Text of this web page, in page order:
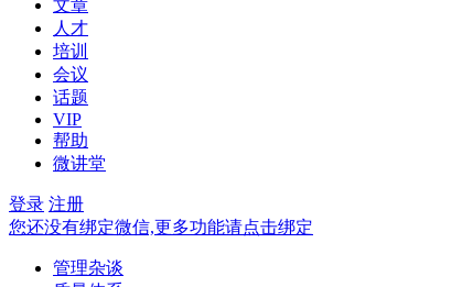
文章
人才
培训
会议
话题
VIP
帮助
微讲堂
登录 注册
您还没有绑定微信,更多功能请点击绑定
管理杂谈